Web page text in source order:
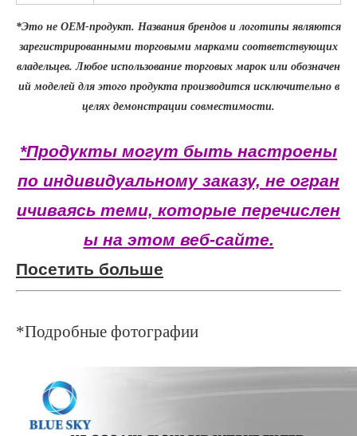
*Это не OEM-продукт. Названия брендов и логотипы являются
зарегистрированными торговыми марками соответствующих
владельцев. Любое использование торговых марок или обозначен
ий моделей для этого продукта производится исключительно в
целях демонстрации совместимости.
*Продукты могут быть настроены
по индивидуальному заказу, не огран
ичиваясь теми, которые перечислен
ы на этом веб-сайте.
Посетить больше
*Подробные фотографии